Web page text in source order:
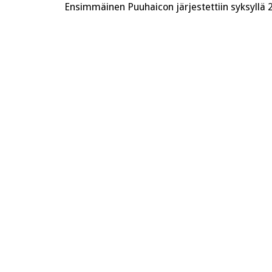
Ensimmäinen Puuhaicon järjestettiin syksyllä